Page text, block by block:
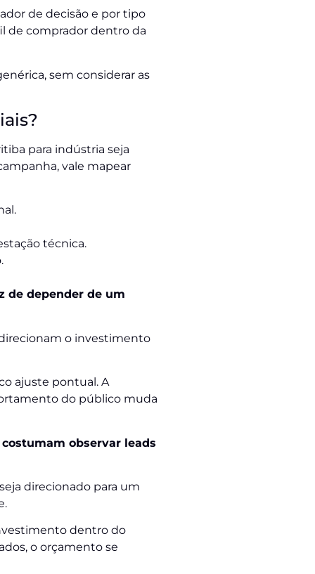
de decisão e por tipo
de comprador dentro da
sem considerar as
para indústria seja
vale mapear
técnica.
de depender de um
o investimento
ajuste pontual. A
do público muda
observar leads
direcionado para um
dentro do
o orçamento se